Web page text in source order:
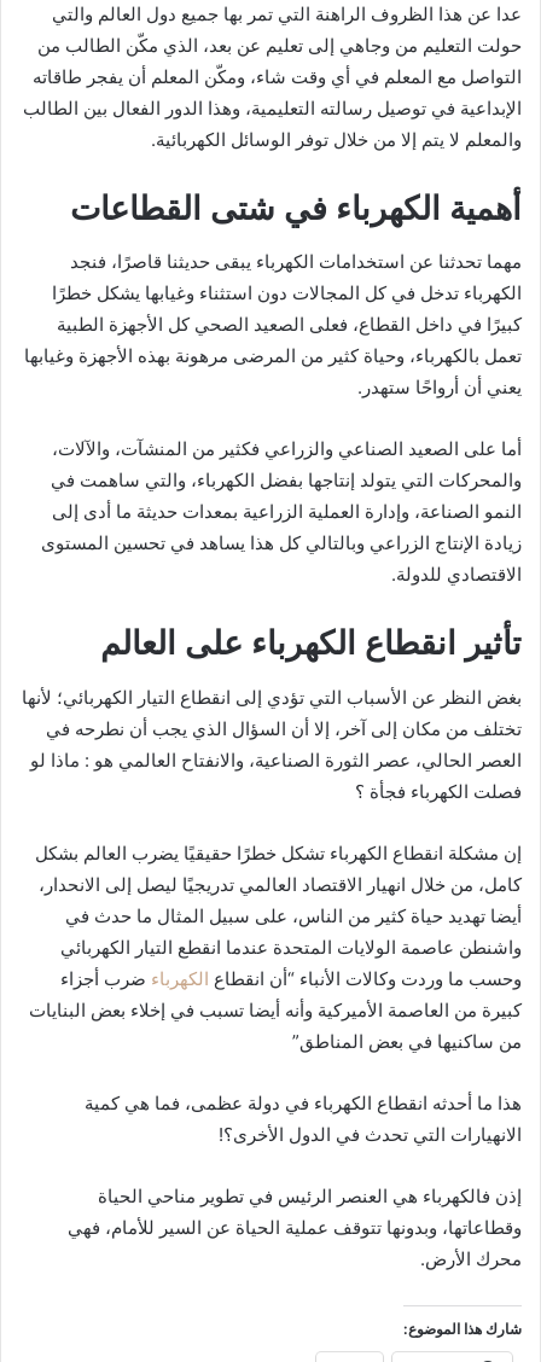
عدا عن هذا الظروف الراهنة التي تمر بها جميع دول العالم والتي
حولت التعليم من وجاهي إلى تعليم عن بعد، الذي مكّن الطالب من
التواصل مع المعلم في أي وقت شاء، ومكّن المعلم أن يفجر طاقاته
الإبداعية في توصيل رسالته التعليمية، وهذا الدور الفعال بين الطالب
والمعلم لا يتم إلا من خلال توفر الوسائل الكهربائية.
أهمية الكهرباء في شتى القطاعات
مهما تحدثنا عن استخدامات الكهرباء يبقى حديثنا قاصرًا، فنجد
الكهرباء تدخل في كل المجالات دون استثناء وغيابها يشكل خطرًا
كبيرًا في داخل القطاع، فعلى الصعيد الصحي كل الأجهزة الطبية
تعمل بالكهرباء، وحياة كثير من المرضى مرهونة بهذه الأجهزة وغيابها
يعني أن أرواحًا ستهدر.
أما على الصعيد الصناعي والزراعي فكثير من المنشآت، والآلات،
والمحركات التي يتولد إنتاجها بفضل الكهرباء، والتي ساهمت في
النمو الصناعة، وإدارة العملية الزراعية بمعدات حديثة ما أدى إلى
زيادة الإنتاج الزراعي وبالتالي كل هذا يساهد في تحسين المستوى
الاقتصادي للدولة.
تأثير انقطاع الكهرباء على العالم
بغض النظر عن الأسباب التي تؤدي إلى انقطاع التيار الكهربائي؛ لأنها
تختلف من مكان إلى آخر، إلا أن السؤال الذي يجب أن نطرحه في
العصر الحالي، عصر الثورة الصناعية، والانفتاح العالمي هو : ماذا لو
فصلت الكهرباء فجأة ؟
إن مشكلة انقطاع الكهرباء تشكل خطرًا حقيقيًا يضرب العالم بشكل
كامل، من خلال انهيار الاقتصاد العالمي تدريجيًا ليصل إلى الانحدار،
أيضا تهديد حياة كثير من الناس، على سبيل المثال ما حدث في
واشنطن عاصمة الولايات المتحدة عندما انقطع التيار الكهربائي
وحسب ما وردت وكالات الأنباء “أن انقطاع الكهرباء ضرب أجزاء
كبيرة من العاصمة الأميركية وأنه أيضا تسبب في إخلاء بعض البنايات
من ساكنيها في بعض المناطق”
هذا ما أحدثه انقطاع الكهرباء في دولة عظمى، فما هي كمية
الانهيارات التي تحدث في الدول الأخرى؟!
إذن فالكهرباء هي العنصر الرئيس في تطوير مناحي الحياة
وقطاعاتها، وبدونها تتوقف عملية الحياة عن السير للأمام، فهي
محرك الأرض.
شارك هذا الموضوع: